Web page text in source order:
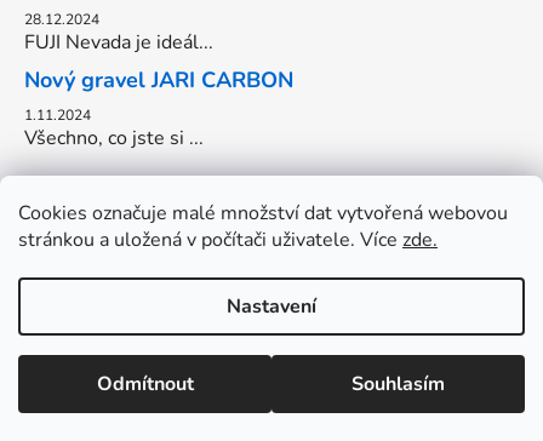
Cookies označuje malé množství dat vytvořená webovou
stránkou a uložená v počítači uživatele. Více zde.
Nastavení
Odmítnout Souhlasím
28.12.2024
FUJI Nevada je ideál...
Nový gravel JARI CARBON
1.11.2024
Všechno, co jste si ...
Vytvořil Shoptet
Copyright 2026
. Všechna práva
vyhrazena.Upravit nastavení cookies